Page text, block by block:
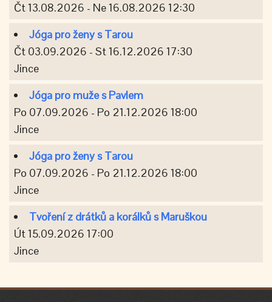
Čt 13.08.2026 - Ne 16.08.2026 12:30
Jóga pro ženy s Tarou
Čt 03.09.2026 - St 16.12.2026 17:30
Jince
Jóga pro muže s Pavlem
Po 07.09.2026 - Po 21.12.2026 18:00
Jince
Jóga pro ženy s Tarou
Po 07.09.2026 - Po 21.12.2026 18:00
Jince
Tvoření z drátků a korálků s Maruškou
Út 15.09.2026 17:00
Jince